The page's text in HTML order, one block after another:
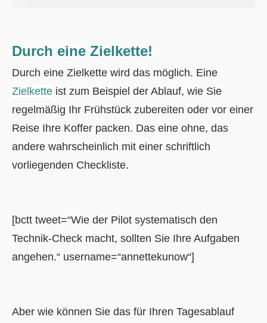
Durch eine Zielkette!
Durch eine Zielkette wird das möglich. Eine
Zielkette ist zum Beispiel der Ablauf, wie Sie
regelmäßig Ihr Frühstück zubereiten oder vor einer
Reise Ihre Koffer packen. Das eine ohne, das
andere wahrscheinlich mit einer schriftlich
vorliegenden Checkliste.
[bctt tweet=“Wie der Pilot systematisch den
Technik-Check macht, sollten Sie Ihre Aufgaben
angehen.“ username=“annettekunow“]
Aber wie können Sie das für Ihren Tagesablauf